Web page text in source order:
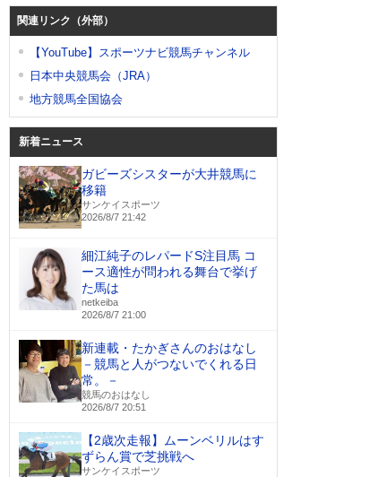
関連リンク（外部）
【YouTube】スポーツナビ競馬チャンネル
日本中央競馬会（JRA）
地方競馬全国協会
新着ニュース
ガビーズシスターが大井競馬に
移籍
サンケイスポーツ
2026/8/7 21:42
細江純子のレパードS注目馬 コ
ース適性が問われる舞台で挙げ
た馬は
netkeiba
2026/8/7 21:00
新連載・たかぎさんのおはなし
－競馬と人がつないでくれる日
常。－
競馬のおはなし
2026/8/7 20:51
【2歳次走報】ムーンベリルはす
ずらん賞で芝挑戦へ
サンケイスポーツ